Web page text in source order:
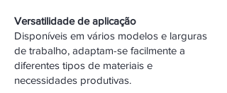
Versatilidade de aplicação
Disponíveis em vários modelos e larguras
de trabalho, adaptam-se facilmente a
diferentes tipos de materiais e
necessidades produtivas.